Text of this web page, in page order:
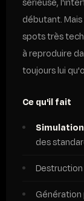
débutant.
spots très
à reproduire
toujours lui
Ce qu'il fait
Simulation
des